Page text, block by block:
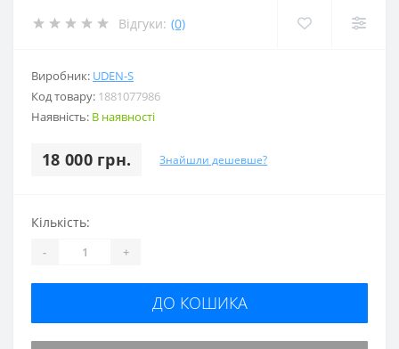
Відгуки: (0)
Виробник: UDEN-S
Код товару: 1881077986
Наявність: В наявності
18 000 грн. Знайшли дешевше?
Кількість:
- +
ДО КОШИКА